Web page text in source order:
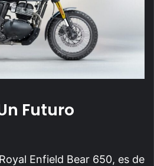
Futuro
Enfield Bear 650, es de